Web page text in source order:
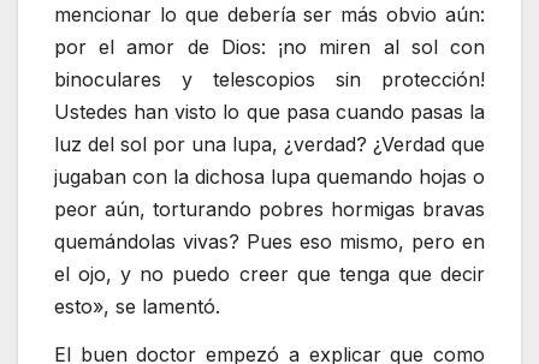
mencionar lo que debería ser más obvio aún:
por el amor de Dios: ¡no miren al sol con
binoculares y telescopios sin protección!
Ustedes han visto lo que pasa cuando pasas la
luz del sol por una lupa, ¿verdad? ¿Verdad que
jugaban con la dichosa lupa quemando hojas o
peor aún, torturando pobres hormigas bravas
quemándolas vivas? Pues eso mismo, pero en
el ojo, y no puedo creer que tenga que decir
esto», se lamentó.
El buen doctor empezó a explicar que como